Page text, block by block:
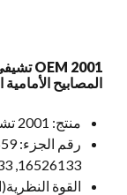
المصابيح الأمامية المخصصة ل
منتج:
رقم الجزء:
16526133, 16526133, 1999 2000 2001
القوة